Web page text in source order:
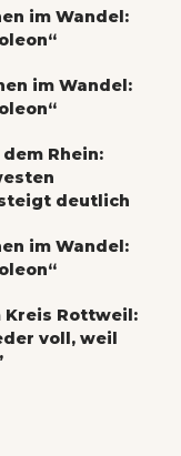
im Wandel:
im Wandel:
Rhein:
deutlich
im Wandel:
Kreis Rottweil:
voll, weil